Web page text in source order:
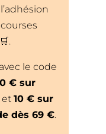
le code
€ sur
et10 € sur
dès 69 €.